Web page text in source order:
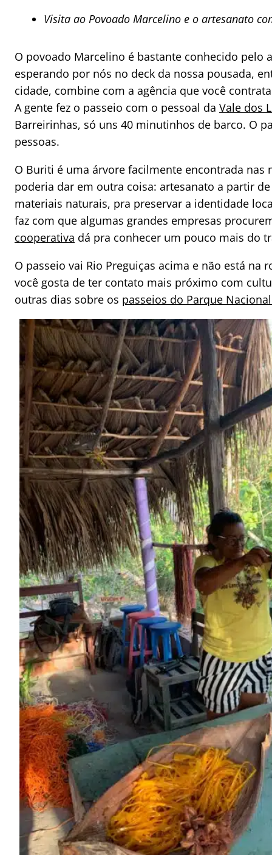
Visita ao Povoado Marcelino e o artesanato
O povoado Marcelino é bastante conhecido pelo
esperando por nós no deck da nossa pousada,
cidade, combine com a agência que você
A gente fez o passeio com o pessoal da Vale dos
Barreirinhas, só uns 40 minutinhos de barco. O
pessoas.
O Buriti é uma árvore facilmente encontrada nas
poderia dar em outra coisa: artesanato a partir
materiais naturais, pra preservar a identidade
faz com que algumas grandes empresas
cooperativa dá pra conhecer um pouco mais do
O passeio vai Rio Preguiças acima e não está
você gosta de ter contato mais próximo com
outras dias sobre os passeios do Parque